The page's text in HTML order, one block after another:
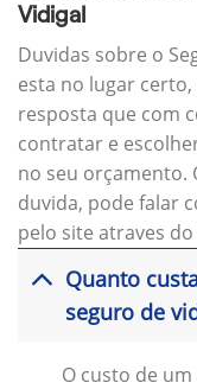
Vidigal
Duvidas sobre o
esta no lugar
resposta que com
contratar e
no seu orçamento.
duvida, pode falar
pelo site atraves
Quanto
seguro de
O custo de